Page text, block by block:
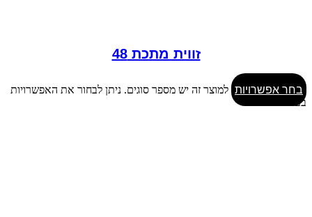
זווית מתכת 48
בחר אפשרויות למוצר זה יש מספר סוגים. ניתן לבחור את האפשרויות
בעמוד המוצר